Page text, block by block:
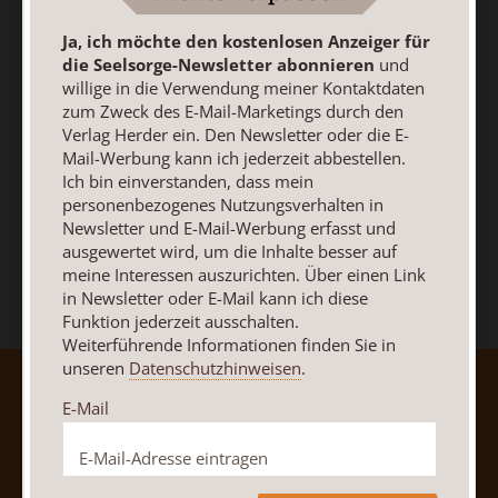
Weiterführende Informationen finden Sie in unseren
Datenschutzhinweisen.
E-Mail
Jetzt anmelden
Barrierefreiheit
Impressum
Abo online kündigen
Ja, ich möchte den kostenlosen Anzeiger für
die Seelsorge-Newsletter abonnieren und
willige in die Verwendung meiner Kontaktdaten
zum Zweck des E-Mail-Marketings durch den
Verlag Herder ein. Den Newsletter oder die E-
Mail-Werbung kann ich jederzeit abbestellen.
Ich bin einverstanden, dass mein
personenbezogenes Nutzungsverhalten in
Newsletter und E-Mail-Werbung erfasst und
ausgewertet wird, um die Inhalte besser auf
meine Interessen auszurichten. Über einen Link
in Newsletter oder E-Mail kann ich diese
Funktion jederzeit ausschalten.
Weiterführende Informationen finden Sie in
unseren Datenschutzhinweisen.
E-Mail